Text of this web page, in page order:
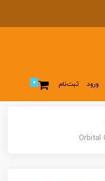
ورود ثبت‌نام 0